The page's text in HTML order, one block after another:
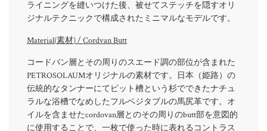
.
.
ライニングを縫いつけた後、被せてステッチを隠すオリ
ジナルテクニックで構成されたミニマルなモデルです。
Material(素材) /Cordvan Butt
コードバン層とその周りのスエード調の部位が含まれた
PETROSOLAUMオリジナルの素材です。日本（姫路）の
伝統的なタンナーにてピット槽という杉でできたナチュ
ラルな浴槽でなめしたフルベジタブルの馬尻革です。オ
イルを含ませたcordovan層とのその周りのbutt部を意図的
に使用することで、一枚で使った時に表れるコントラス